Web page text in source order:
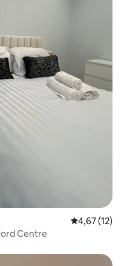
4,67 av 5 i
4,67 (12)
Centre